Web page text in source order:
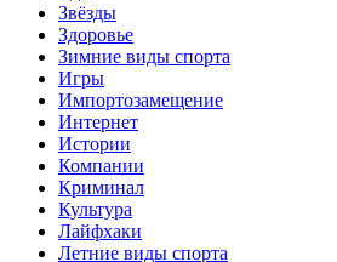
Звёзды
Здоровье
Зимние виды спорта
Игры
Импортозамещение
Интернет
Истории
Компании
Криминал
Культура
Лайфхаки
Летние виды спорта